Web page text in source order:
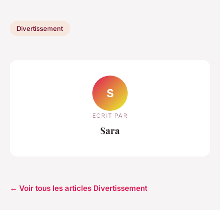
Divertissement
S
ECRIT PAR
Sara
← Voir tous les articles Divertissement